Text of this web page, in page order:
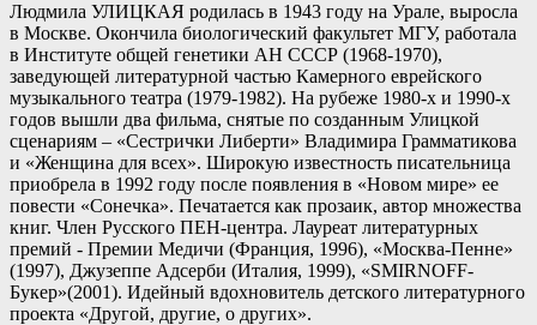
Людмила УЛИЦКАЯ родилась в 1943 году на Урале, выросла
в Москве. Окончила биологический факультет МГУ, работала
в Институте общей генетики АН СССР (1968-1970),
заведующей литературной частью Камерного еврейского
музыкального театра (1979-1982). На рубеже 1980-х и 1990-х
годов вышли два фильма, снятые по созданным Улицкой
сценариям – «Сестрички Либерти» Владимира Грамматикова
и «Женщина для всех». Широкую известность писательница
приобрела в 1992 году после появления в «Новом мире» ее
повести «Сонечка». Печатается как прозаик, автор множества
книг. Член Русского ПЕН-центра. Лауреат литературных
премий - Премии Медичи (Франция, 1996), «Москва-Пенне»
(1997), Джузеппе Адсерби (Италия, 1999), «SMIRNOFF-
Букер»(2001). Идейный вдохновитель детского литературного
проекта «Другой, другие, о других».